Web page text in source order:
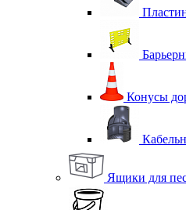
Конусы
Ящики для